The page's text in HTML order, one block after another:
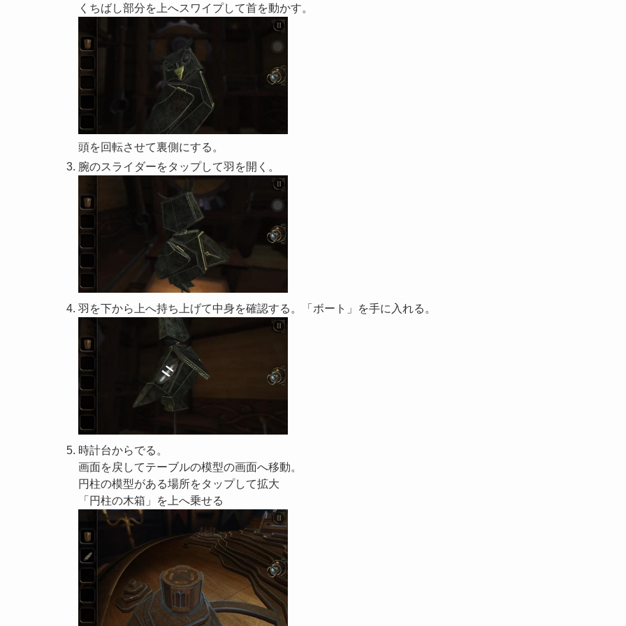
くちばし部分を上へスワイプして首を動かす。
頭を回転させて裏側にする。
腕のスライダーをタップして羽を開く。
羽を下から上へ持ち上げて中身を確認する。「ボート」を手に入れる。
時計台からでる。
画面を戻してテーブルの模型の画面へ移動。
円柱の模型がある場所をタップして拡大
「円柱の木箱」を上へ乗せる